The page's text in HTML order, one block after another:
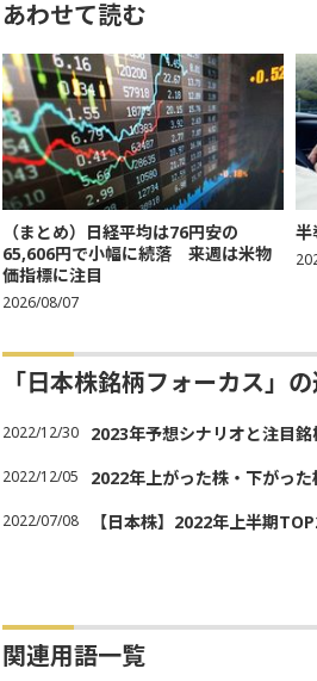
あわせて読む
（まとめ）日経平均は76円安の
65,606円で小幅に続落 来週は米物
価指標に注目
2026/08/07
半
「日本株銘柄フォーカス」
2022/12/30 2023年予想シナリオと注目銘
2022/12/05 2022年上がった株・下がった
2022/07/08 【日本株】2022年上半期
関連用語一覧